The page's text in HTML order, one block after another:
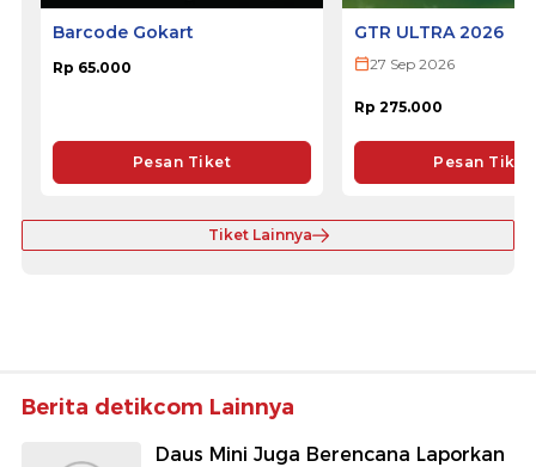
Barcode Gokart
Rp 65.000
Pesan Tiket
GTR ULTRA 2026
27 Sep 2026
Rp 275.000
Pesan Tiket
Tiket Lainnya
Berita detikcom Lainnya
Daus Mini Juga Berencana Laporkan